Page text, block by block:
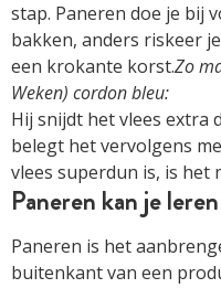
stap. Paneren doe je bij
bakken, anders riskeer
een krokante korst.Zo
Weken) cordon bleu:
Hij snijdt het vlees extra
belegt het vervolgens
vlees superdun is, is het
Paneren kan je leren
Paneren is het
buitenkant van een